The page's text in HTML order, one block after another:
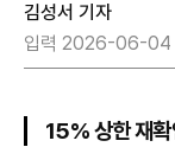
김성서 기자
입력 2026-06-04
15% 상한 재